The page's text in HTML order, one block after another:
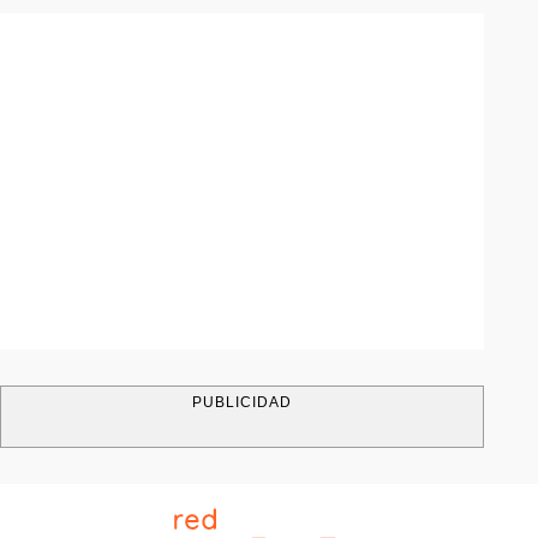
PUBLICIDAD